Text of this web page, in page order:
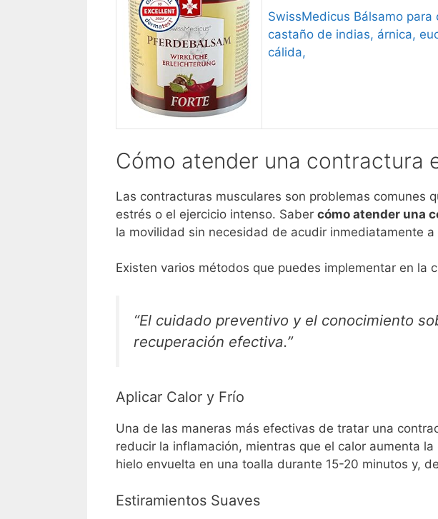
SwissMedicus Bálsamo
castaño de indias, árnica,
cálida,
Cómo atender una contractura
Las contracturas musculares son problemas comunes
estrés o el ejercicio intenso. Saber cómo atender una
la movilidad sin necesidad de acudir inmediatamente a
Existen varios métodos que puedes implementar en la
“El cuidado preventivo y el conocimiento
recuperación efectiva.”
Aplicar Calor y Frío
Una de las maneras más efectivas de tratar una
reducir la inflamación, mientras que el calor aumenta
hielo envuelta en una toalla durante 15-20 minutos y,
Estiramientos Suaves